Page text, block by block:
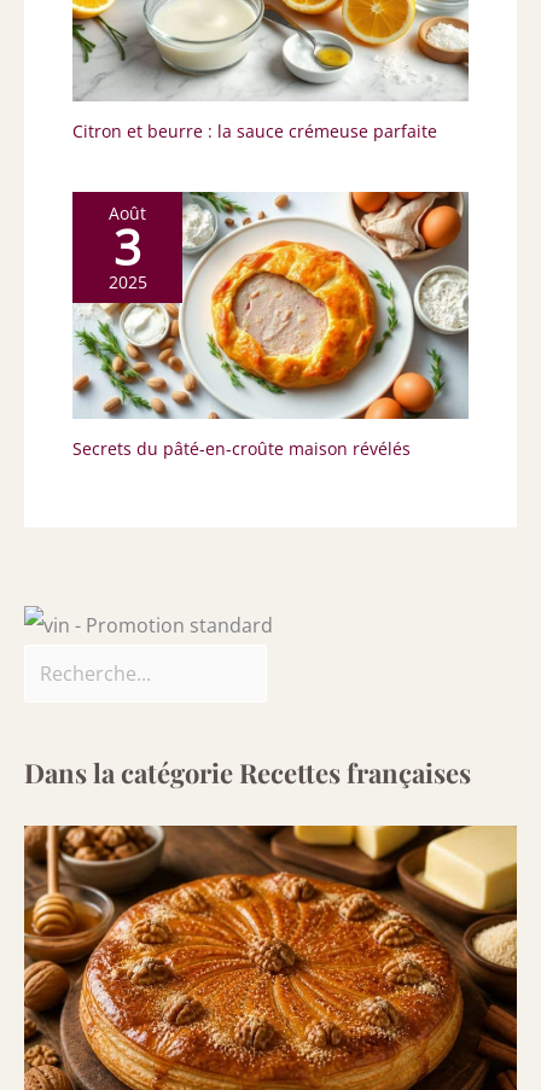
Citron et beurre : la sauce crémeuse parfaite
Août
3
2025
Secrets du pâté-en-croûte maison révélés
Dans la catégorie Recettes françaises